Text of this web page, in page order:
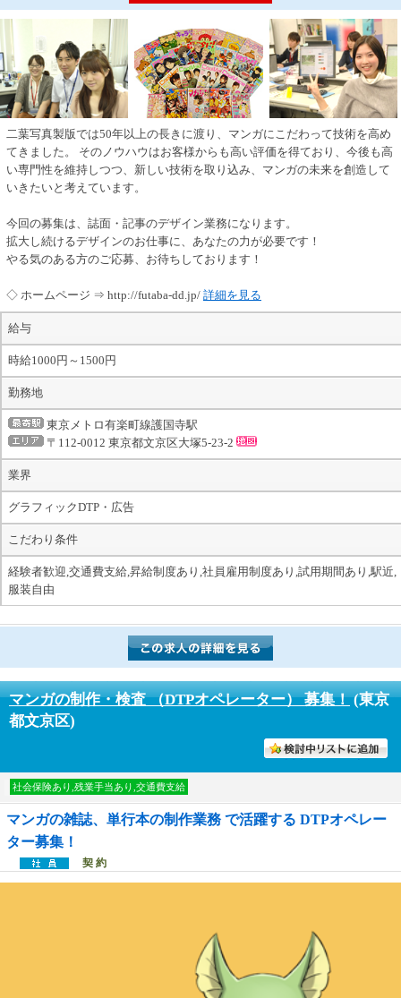
二葉写真製版では50年以上の長きに渡り、マンガにこだわって技術を高め
てきました。 そのノウハウはお客様からも高い評価を得ており、今後も高
い専門性を維持しつつ、新しい技術を取り込み、マンガの未来を創造して
いきたいと考えています。
今回の募集は、誌面・記事のデザイン業務になります。
拡大し続けるデザインのお仕事に、あなたの力が必要です！
やる気のある方のご応募、お待ちしております！
◇ ホームページ ⇒ http://futaba-dd.jp/ 詳細を見る
給与
時給1000円～1500円
勤務地
東京メトロ有楽町線護国寺駅
〒112-0012 東京都文京区大塚5-23-2
業界
グラフィックDTP・広告
こだわり条件
経験者歓迎,交通費支給,昇給制度あり,社員雇用制度あり,試用期間あり,駅近,
服装自由
マンガの制作・検査 （DTPオペレーター） 募集！(東京
都文京区)
討中リストに入れる
社会保険あり,残業手当あり,交通費支給
マンガの雑誌、単行本の制作業務 で活躍する DTPオペレー
ター募集！
契 約